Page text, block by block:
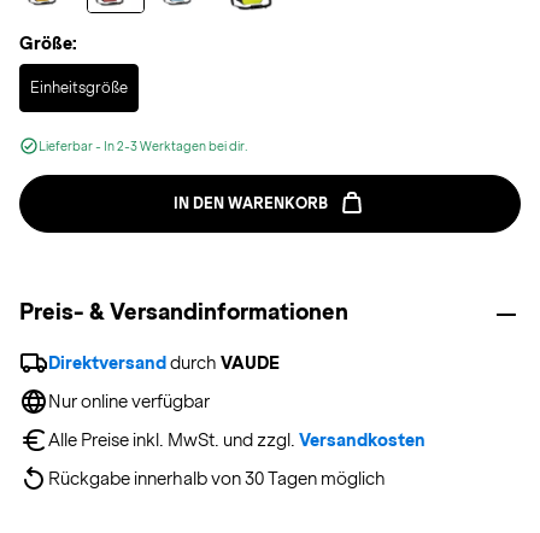
Größe:
Einheitsgröße
Selected
Lieferbar - In 2-3 Werktagen bei dir.
IN DEN WARENKORB
Preis- & Versandinformationen
Direktversand durch VAUDE
Nur online verfügbar
Alle Preise inkl. MwSt. und zzgl. Versandkosten
Rückgabe innerhalb von 30 Tagen möglich